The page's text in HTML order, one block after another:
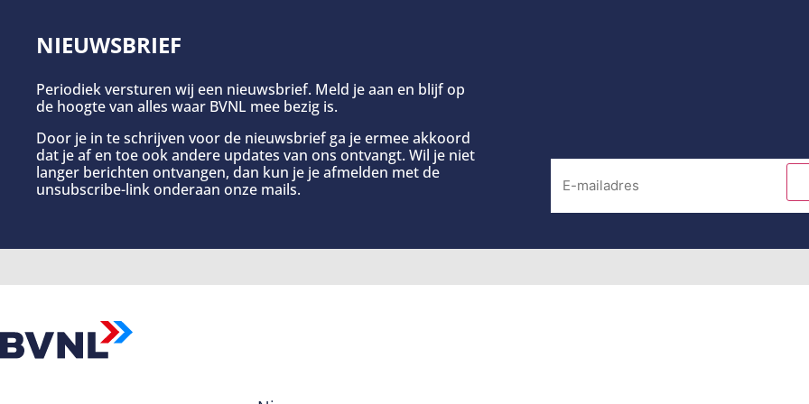
NIEUWSBRIEF
Periodiek versturen wij een nieuwsbrief. Meld je aan en blijf op
de hoogte van alles waar BVNL mee bezig is.
Door je in te schrijven voor de nieuwsbrief ga je ermee akkoord
dat je af en toe ook andere updates van ons ontvangt. Wil je niet
langer berichten ontvangen, dan kun je je afmelden met de
unsubscribe-link onderaan onze mails.